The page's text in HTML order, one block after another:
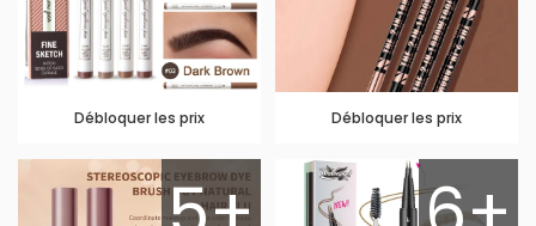
Débloquer les prix Débloquer les prix